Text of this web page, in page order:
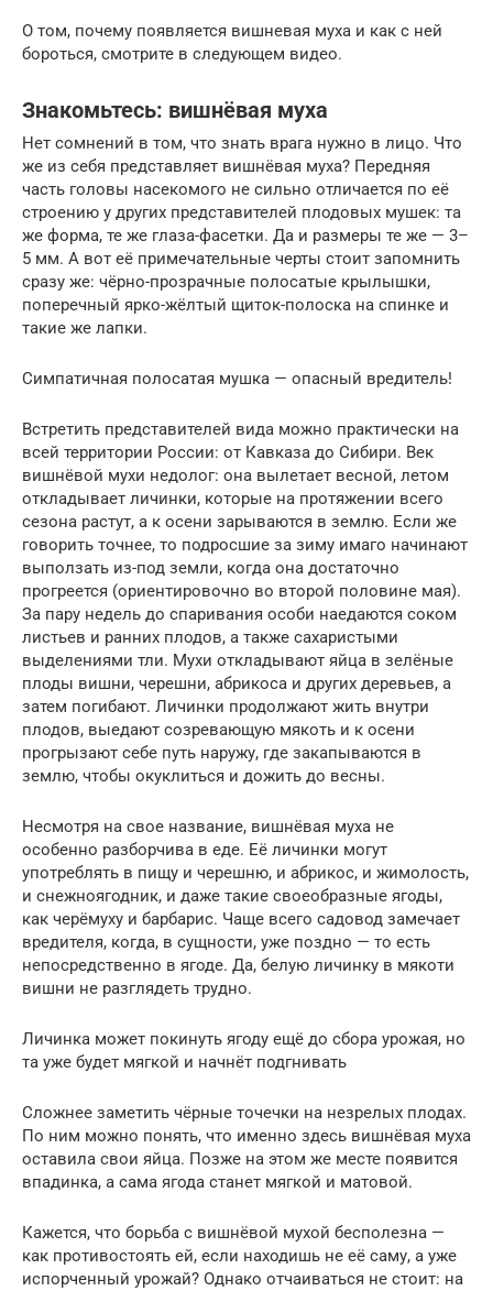
О том, почему появляется вишневая муха и как с ней
бороться, смотрите в следующем видео.
Знакомьтесь: вишнёвая муха
Нет сомнений в том, что знать врага нужно в лицо. Что
же из себя представляет вишнёвая муха? Передняя
часть головы насекомого не сильно отличается по её
строению у других представителей плодовых мушек: та
же форма, те же глаза-фасетки. Да и размеры те же — 3–
5 мм. А вот её примечательные черты стоит запомнить
сразу же: чёрно-прозрачные полосатые крылышки,
поперечный ярко-жёлтый щиток-полоска на спинке и
такие же лапки.
Cимпатичная полосатая мушка — опасный вредитель!
Встретить представителей вида можно практически на
всей территории России: от Кавказа до Сибири. Век
вишнёвой мухи недолог: она вылетает весной, летом
откладывает личинки, которые на протяжении всего
сезона растут, а к осени зарываются в землю. Если же
говорить точнее, то подросшие за зиму имаго начинают
выползать из-под земли, когда она достаточно
прогреется (ориентировочно во второй половине мая).
За пару недель до спаривания особи наедаются соком
листьев и ранних плодов, а также сахаристыми
выделениями тли. Мухи откладывают яйца в зелёные
плоды вишни, черешни, абрикоса и других деревьев, а
затем погибают. Личинки продолжают жить внутри
плодов, выедают созревающую мякоть и к осени
прогрызают себе путь наружу, где закапываются в
землю, чтобы окуклиться и дожить до весны.
Несмотря на свое название, вишнёвая муха не
особенно разборчива в еде. Её личинки могут
употреблять в пищу и черешню, и абрикос, и жимолость,
и снежноягодник, и даже такие своеобразные ягоды,
как черёмуху и барбарис. Чаще всего садовод замечает
вредителя, когда, в сущности, уже поздно — то есть
непосредственно в ягоде. Да, белую личинку в мякоти
вишни не разглядеть трудно.
Личинка может покинуть ягоду ещё до сбора урожая, но
та уже будет мягкой и начнёт подгнивать
Сложнее заметить чёрные точечки на незрелых плодах.
По ним можно понять, что именно здесь вишнёвая муха
оставила свои яйца. Позже на этом же месте появится
впадинка, а сама ягода станет мягкой и матовой.
Кажется, что борьба с вишнёвой мухой бесполезна —
как противостоять ей, если находишь не её саму, а уже
испорченный урожай? Однако отчаиваться не стоит: на